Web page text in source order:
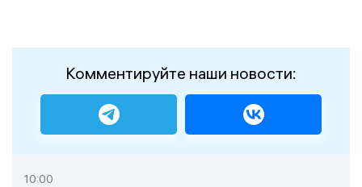
Комментируйте наши новости:
10:00